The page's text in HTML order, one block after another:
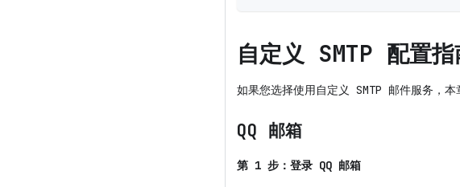
自定义 SMTP 配置指
如果您选择使用自定义 SMTP 邮件服务，本
QQ 邮箱
第 1 步：登录 QQ 邮箱